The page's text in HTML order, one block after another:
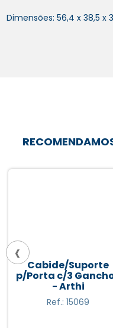
Dimensões: 56,4 x 38,5 x
Cabide/Suporte
p/Porta c/3
- Arthi
Ref.: 15069
‹